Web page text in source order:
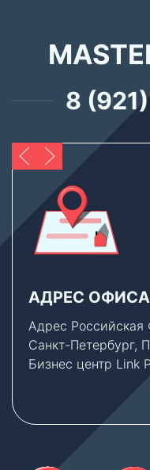
8
АДРЕС ОФИСА
Адрес Российская
Санкт-Петербург,
Бизнес центр Link